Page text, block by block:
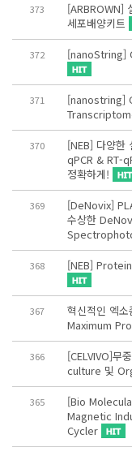
373
[ARBROWN]
세포배양키트
372 [nanoString]
371
[nanostring]
370
[NEB] 다양한
qPCR & RT-
정확하게!
369
[DeNovix]
수상한
368 [NEB]
367
혁신적인 엑
Maximum
366
[CELVIVO]무
culture 및
365
[Bio
Magnetic
Cycler